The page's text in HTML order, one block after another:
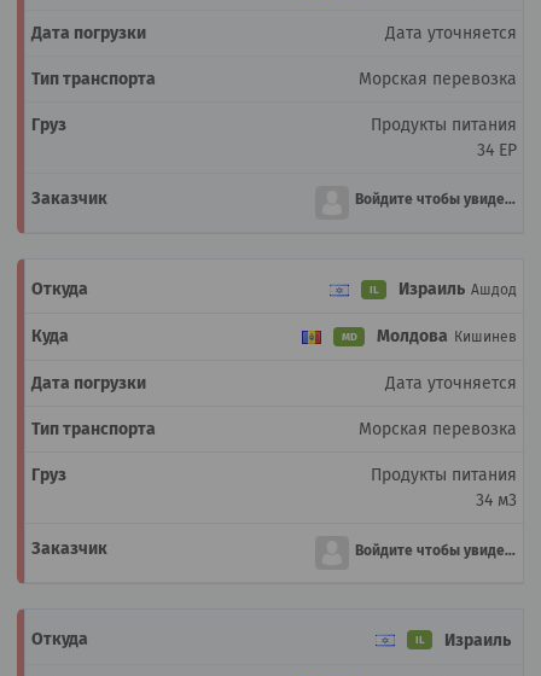
Дата уточняется
Морская перевозка
Продукты питания
34 EP
Войдите чтобы увидеть
IL Израиль Ашдод
MD Молдова Кишинев
Дата уточняется
Морская перевозка
Продукты питания
34 м3
Войдите чтобы увидеть
IL Израиль